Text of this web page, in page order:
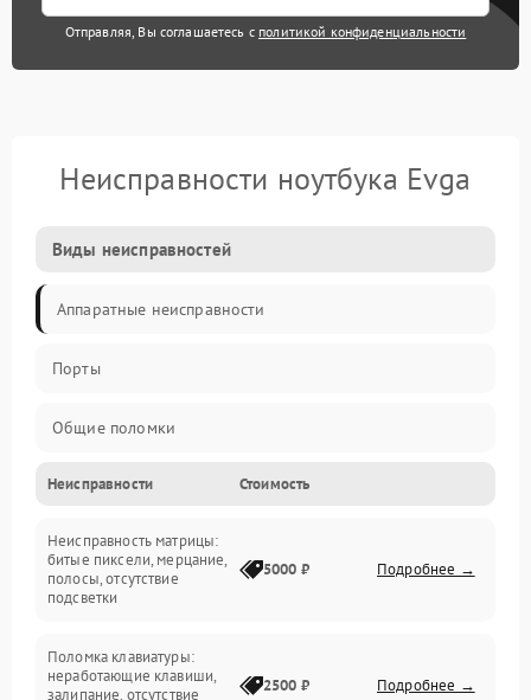
Отправляя, Вы соглашаетесь с политикой конфиденциальности
Неисправности ноутбука Evga
Виды неисправностей
Аппаратные неисправности
Порты
Общие поломки
Устройства
Программные ошибки
Электрические и системные сбои
Интерфейсные проблемы
Неисправности Стоимость
Неисправность матрицы:
битые пиксели, мерцание,
полосы, отсутствие
подсветки
5000 ₽ Подробнее →
Поломка клавиатуры:
неработающие клавиши,
залипание, отсутствие
2500 ₽ Подробнее →